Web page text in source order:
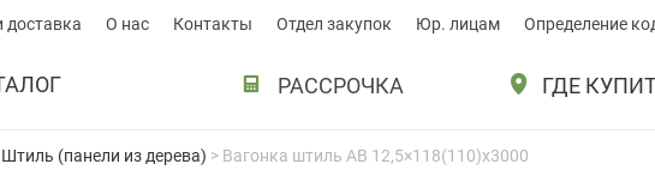
доставка О нас Контакты Отдел закупок Юр. лицам Определение
РАССРОЧКА ГДЕ
Штиль (панели из дерева) > Вагонка штиль АВ 12,5×118(110)x3000